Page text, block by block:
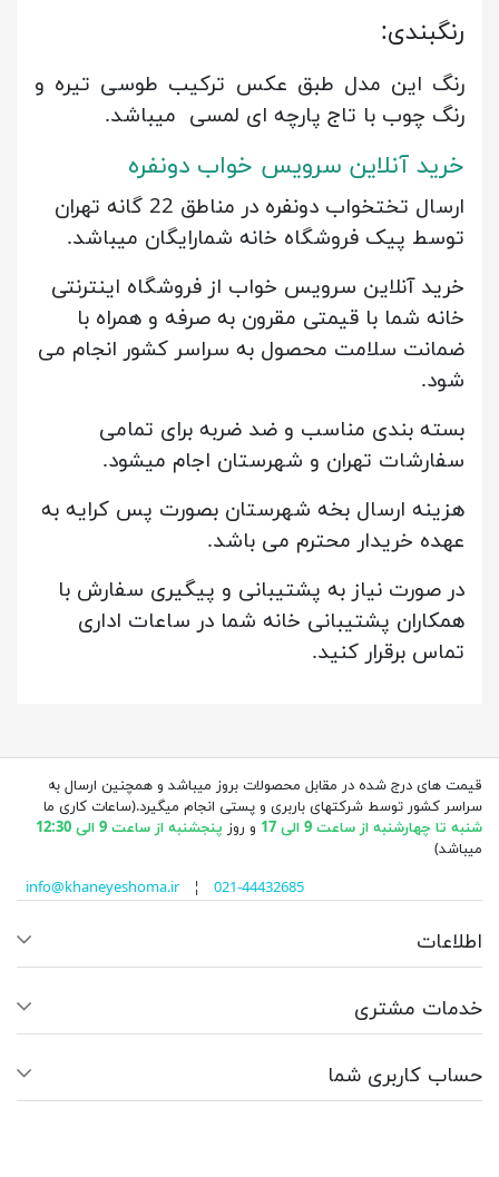
رنگبندی:
رنگ این مدل طبق عکس ترکیب طوسی تیره و
رنگ چوب با تاج پارچه ای لمسی میباشد.
خرید آنلاین سرویس خواب دونفره
ارسال تختخواب دونفره در مناطق 22 گانه تهران
توسط پیک فروشگاه خانه شمارایگان میباشد.
خرید آنلاین سرویس خواب از فروشگاه اینترنتی
خانه شما با قیمتی مقرون به صرفه و همراه با
ضمانت سلامت محصول به سراسر کشور انجام می
شود.
بسته بندی مناسب و ضد ضربه برای تمامی
سفارشات تهران و شهرستان اجام میشود.
هزینه ارسال بخه شهرستان بصورت پس کرایه به
عهده خریدار محترم می باشد.
در صورت نیاز به پشتیبانی و پیگیری سفارش با
همکاران پشتیبانی خانه شما در ساعات اداری
تماس برقرار کنید.
قیمت های درج شده در مقابل محصولات بروز میباشد و همچنین ارسال به
سراسر کشور توسط شرکتهای باربری و پستی انجام میگیرد.(ساعات کاری ما
شنبه تا چهارشنبه از ساعت 9 الی 17
و روز پنجشنبه از ساعت 9 الی 12:30
میباشد)
info@khaneyeshoma.ir¦ 021-44432685
اطلاعات
خدمات مشتری
حساب کاربری شما